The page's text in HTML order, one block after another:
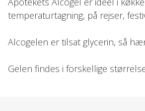
temperaturtagning, på rejser,
Alcogelen er tilsat glycerin, så
Gelen findes i forskellige